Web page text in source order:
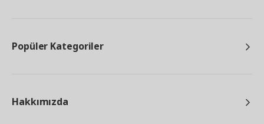
Popüler Kategoriler
Hakkımızda